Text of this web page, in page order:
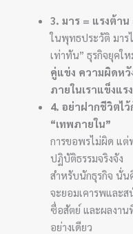
3. มาร = แรงต้า
ในพุทธประวัติ มาร
เท่าทัน” ธุรกิจยุคใ
คู่แข่ง ความผิดหวั
ภายในเราแข็งแร
4. อย่าฝากชีวิตไ
“เทพภายใน”
การขอพรไม่ผิด แต่
ปฏิบัติธรรมจริงจัง
สำหรับนักธุรกิจ นั่น
จะยอมเคารพและ
ซื่อสัตย์ และผลงาน
อย่างเดียว